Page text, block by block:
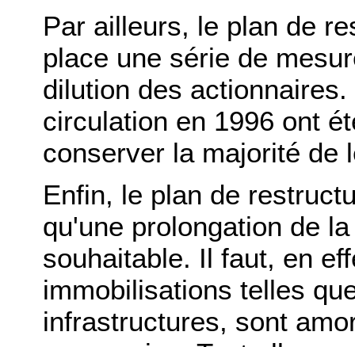
Par ailleurs, le plan de
place une série de
dilution des
circulation en 1996 ont
conserver la majorité de
Enfin, le plan de
qu'une prolongation de
souhaitable. Il faut, en
immobilisations telles
infrastructures, sont